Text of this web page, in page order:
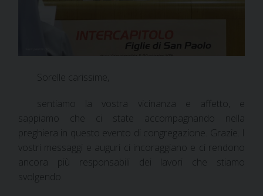
Sorelle carissime,
sentiamo la vostra vicinanza e affetto, e
sappiamo che ci state accompagnando nella
preghiera in questo evento di congregazione. Grazie. I
vostri messaggi e auguri ci incoraggiano e ci rendono
ancora più responsabili dei lavori che stiamo
svolgendo.